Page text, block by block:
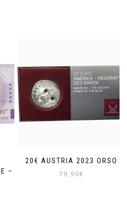
–
20€ AUSTRIA 2023 ORSO
79,90€